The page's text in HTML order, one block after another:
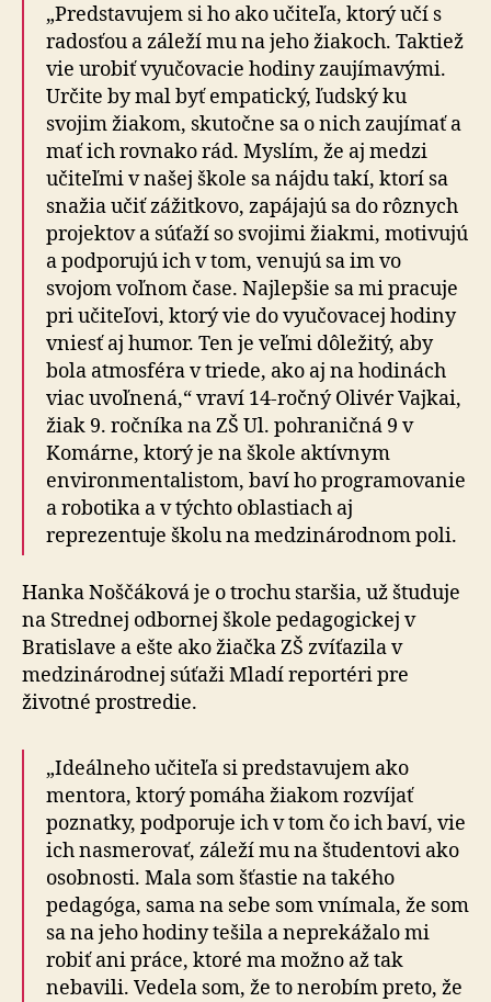
„Predstavujem si ho ako učiteľa, ktorý učí s
radosťou a záleží mu na jeho žiakoch. Taktiež
vie urobiť vyučovacie hodiny zaujímavými.
Určite by mal byť empatický, ľudský ku
svojim žiakom, skutočne sa o nich zaujímať a
mať ich rovnako rád. Myslím, že aj medzi
učiteľmi v našej škole sa nájdu takí, ktorí sa
snažia učiť zážitkovo, zapájajú sa do rôznych
projektov a súťaží so svojimi žiakmi, motivujú
a podporujú ich v tom, venujú sa im vo
svojom voľnom čase. Najlepšie sa mi pracuje
pri učiteľovi, ktorý vie do vyučovacej hodiny
vniesť aj humor. Ten je veľmi dôležitý, aby
bola atmosféra v triede, ako aj na hodinách
viac uvoľnená,“ vraví 14-ročný Olivér Vajkai,
žiak 9. ročníka na ZŠ Ul. pohraničná 9 v
Komárne, ktorý je na škole aktívnym
environmentalistom, baví ho programovanie
a robotika a v týchto oblastiach aj
reprezentuje školu na medzinárodnom poli.
Hanka Noščáková je o trochu staršia, už študuje
na Strednej odbornej škole pedagogickej v
Bratislave a ešte ako žiačka ZŠ zvíťazila v
medzinárodnej súťaži Mladí reportéri pre
životné prostredie.
„Ideálneho učiteľa si predstavujem ako
mentora, ktorý pomáha žiakom rozvíjať
poznatky, podporuje ich v tom čo ich baví, vie
ich nasmerovať, záleží mu na študentovi ako
osobnosti. Mala som šťastie na takého
pedagóga, sama na sebe som vnímala, že som
sa na jeho hodiny tešila a neprekážalo mi
robiť ani práce, ktoré ma možno až tak
nebavili. Vedela som, že to nerobím preto, že